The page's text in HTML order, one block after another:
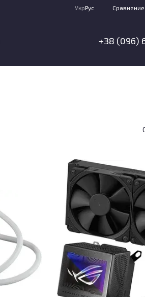
УкрРус Сравнение
+38 (096)